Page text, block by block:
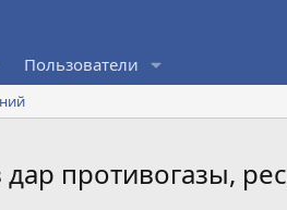
Пользователи
противогазы,